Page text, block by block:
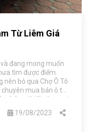
Từ Liêm Giá
đang mong muốn
tìm được điểm
nên bỏ qua Chợ Ô Tô
mua bán ô tô
bảo giá tốt cho mọi
19/08/2023